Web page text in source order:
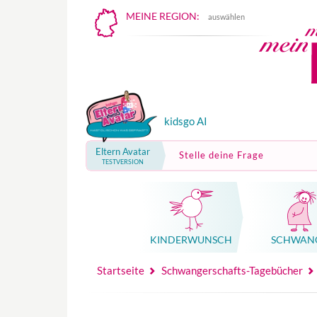
MEINE REGION: auswählen
kidsgo AI
Eltern Avatar
TESTVERSION
Stelle deine Frage
KINDER­WUNSCH
Startseite Schwangerschafts-Tagebücher